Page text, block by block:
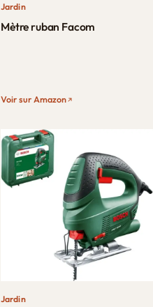
Jardin
Mètre ruban Facom
Voir sur Amazon
Jardin